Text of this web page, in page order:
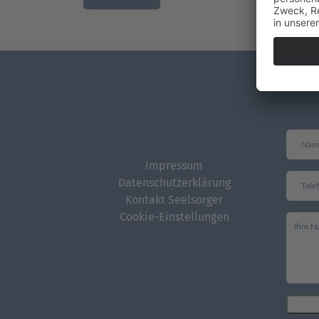
Impressum
Datenschutzerklärung
Kontakt Seelsorger
Cookie-Einstellungen